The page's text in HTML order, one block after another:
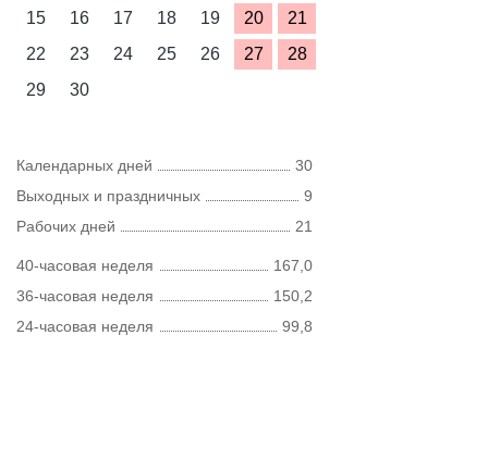
15
16 17 18 19 20
21
22
23 24 25 26 27
28
29
30
Календарных дней
30
Выходных и праздничных
9
Рабочих дней
21
40-часовая неделя
167,0
36-часовая неделя
150,2
24-часовая неделя
99,8